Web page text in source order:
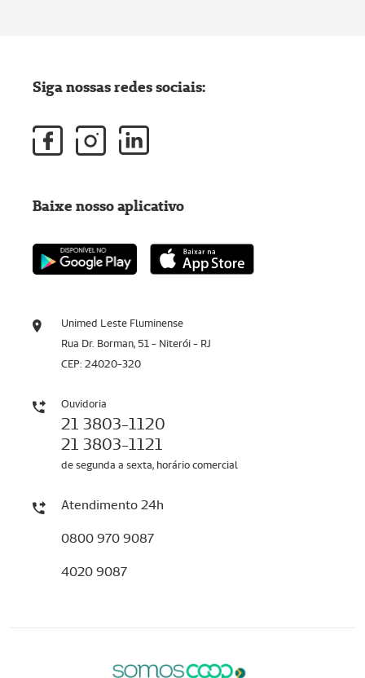
Unimed Leste Fluminense
Rua Dr. Borman, 51 - Niterói - RJ
CEP: 24020-320
Ouvidoria
21 3803-1120
21 3803-1121
de segunda a sexta, horário comercial
Atendimento 24h
0800 970 9087
4020 9087
Siga nossas redes sociais:
Baixe nosso aplicativo